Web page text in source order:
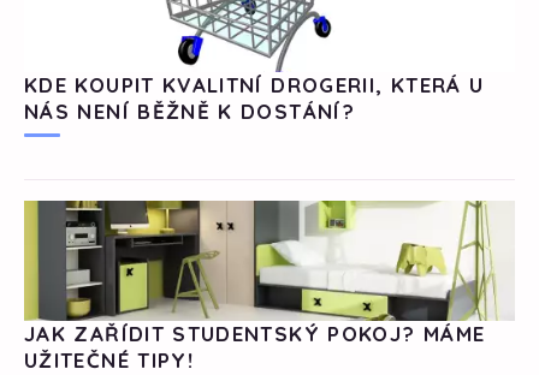
KDE KOUPIT KVALITNÍ DROGERII, KTERÁ U
NÁS NENÍ BĚŽNĚ K DOSTÁNÍ?
JAK ZAŘÍDIT STUDENTSKÝ POKOJ? MÁME
UŽITEČNÉ TIPY!